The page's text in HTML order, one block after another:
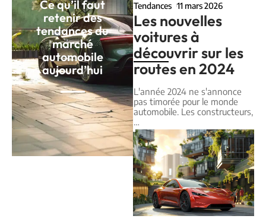
Ce qu’il faut
retenir des
tendances du
marché
automobile
aujourd’hui
Tendances 11 mars 2026
Les nouvelles
voitures à
découvrir sur les
routes en 2024
L'année 2024 ne s'annonce
pas timorée pour le monde
automobile. Les constructeurs,
…